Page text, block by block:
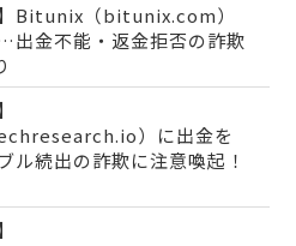
】Bitunix（bitunix.com）
出金不能・返金拒否の詐欺
）に出金を
ル続出の詐欺に注意喚起！